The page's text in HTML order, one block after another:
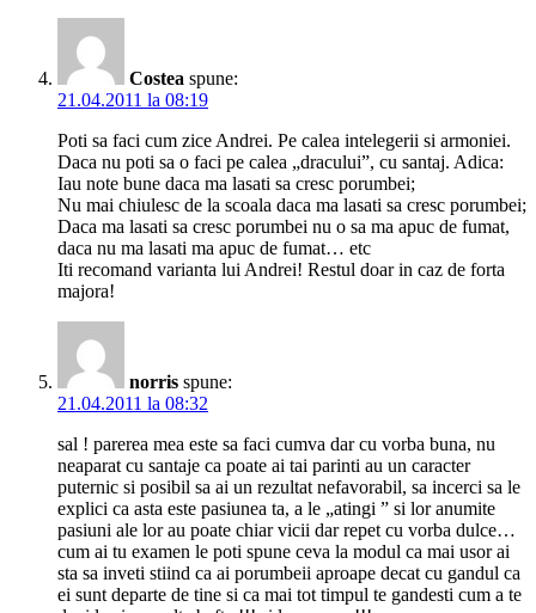
Costea spune:
21.04.2011 la 08:19
Poti sa faci cum zice Andrei. Pe calea intelegerii si armoniei.
Daca nu poti sa o faci pe calea „dracului”, cu santaj. Adica:
Iau note bune daca ma lasati sa cresc porumbei;
Nu mai chiulesc de la scoala daca ma lasati sa cresc porumbei;
Daca ma lasati sa cresc porumbei nu o sa ma apuc de fumat,
daca nu ma lasati ma apuc de fumat… etc
Iti recomand varianta lui Andrei! Restul doar in caz de forta
majora!
norris spune:
21.04.2011 la 08:32
sal ! parerea mea este sa faci cumva dar cu vorba buna, nu
neaparat cu santaje ca poate ai tai parinti au un caracter
puternic si posibil sa ai un rezultat nefavorabil, sa incerci sa le
explici ca asta este pasiunea ta, a le „atingi ” si lor anumite
pasiuni ale lor au poate chiar vicii dar repet cu vorba dulce…
cum ai tu examen le poti spune ceva la modul ca mai usor ai
sta sa inveti stiind ca ai porumbeii aproape decat cu gandul ca
ei sunt departe de tine si ca mai tot timpul te gandesti cum a te